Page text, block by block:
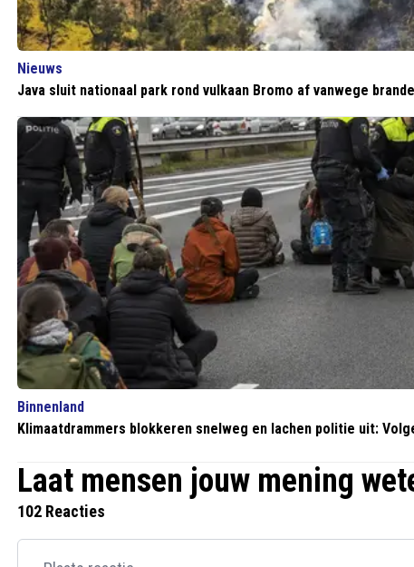
Nieuws
Java sluit nationaal park rond vulkaan Bromo af vanwege
Binnenland
Klimaatdrammers blokkeren snelweg en lachen politie uit:
Laat mensen jouw mening
102 Reacties